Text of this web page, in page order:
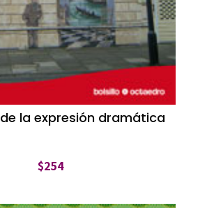
la expresión dramática
$254